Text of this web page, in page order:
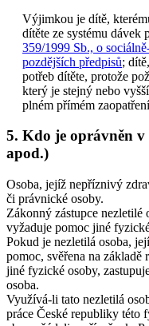
Výjimkou je dítě,
dítěte ze systému dávek
359/1999 Sb., o
pozdějších předpisů;
potřeb dítěte, protože
který je stejný nebo
plném přímém
5. Kdo je oprávněn v
apod.)
Osoba, jejíž nepříznivý
či právnické osoby.
Zákonný zástupce
vyžaduje pomoc jiné
Pokud je nezletilá osoba,
pomoc, svěřena na základě
jiné fyzické osoby,
osoba.
Využívá-li tato nezletilá
práce České republiky této